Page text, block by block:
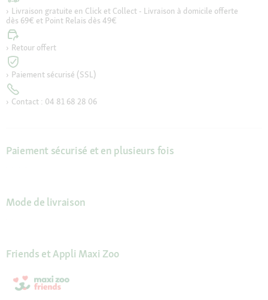
Livraison gratuite en Click et Collect - Livraison à domicile offerte
dès 69€ et Point Relais dès 49€
Retour offert
Paiement sécurisé (SSL)
Contact : 04 81 68 28 06
Paiement sécurisé et en plusieurs fois
Mode de livraison
Friends et Appli Maxi Zoo